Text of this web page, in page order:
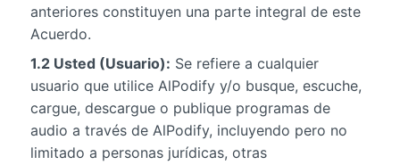
anteriores constituyen una parte integral de este
Acuerdo.
1.2 Usted (Usuario): Se refiere a cualquier
usuario que utilice AlPodify y/o busque, escuche,
cargue, descargue o publique programas de
audio a través de AlPodify, incluyendo pero no
limitado a personas jurídicas, otras